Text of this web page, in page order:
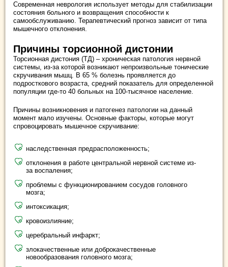
Современная неврология использует методы для стабилизации
состояния больного и возвращения способности к
самообслуживанию. Терапевтический прогноз зависит от типа
мышечного отклонения.
Причины торсионной дистонии
Торсионная дистония (ТД) – хроническая патология нервной
системы, из-за которой возникают непроизвольные тонические
скручивания мышц. В 65 % болезнь проявляется до
подросткового возраста, средний показатель для определенной
популяции где-то 40 больных на 100-тысячное население.
Причины возникновения и патогенез патологии на данный
момент мало изучены. Основные факторы, которые могут
спровоцировать мышечное скручивание:
наследственная предрасположенность;
отклонения в работе центральной нервной системе из-
за воспаления;
проблемы с функционированием сосудов головного
мозга;
интоксикация;
кровоизлияние;
церебральный инфаркт;
злокачественные или доброкачественные
новообразования головного мозга;